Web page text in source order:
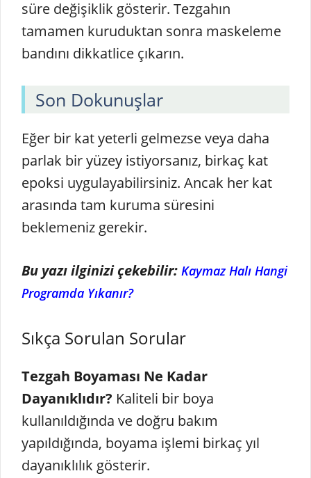
süre değişiklik gösterir. Tezgahın
tamamen kuruduktan sonra maskeleme
bandını dikkatlice çıkarın.
Son Dokunuşlar
Eğer bir kat yeterli gelmezse veya daha
parlak bir yüzey istiyorsanız, birkaç kat
epoksi uygulayabilirsiniz. Ancak her kat
arasında tam kuruma süresini
beklemeniz gerekir.
Bu yazı ilginizi çekebilir: Kaymaz Halı Hangi
Programda Yıkanır?
Sıkça Sorulan Sorular
Tezgah Boyaması Ne Kadar
Dayanıklıdır? Kaliteli bir boya
kullanıldığında ve doğru bakım
yapıldığında, boyama işlemi birkaç yıl
dayanıklılık gösterir.